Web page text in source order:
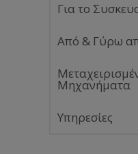
Για το
Από & Γύρω
Μηχανήματα
Υπηρεσίες